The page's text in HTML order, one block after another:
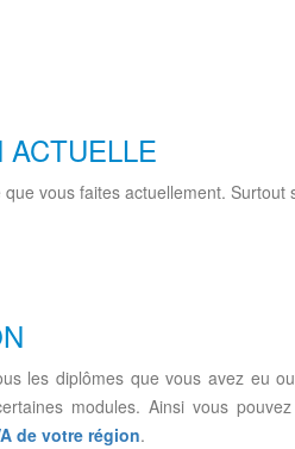
ACTUELLE
que vous faites actuellement. Surtout
les diplômes que vous avez eu
modules. Ainsi vous
de votre région.